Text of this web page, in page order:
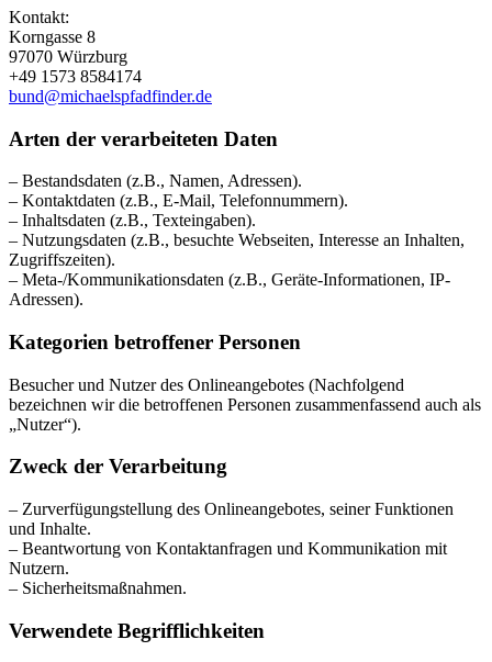
Kontakt:
Korngasse 8
97070 Würzburg
+49 1573 8584174
bund@michaelspfadfinder.de
Arten der verarbeiteten Daten
– Bestandsdaten (z.B., Namen, Adressen).
– Kontaktdaten (z.B., E-Mail, Telefonnummern).
– Inhaltsdaten (z.B., Texteingaben).
– Nutzungsdaten (z.B., besuchte Webseiten, Interesse an Inhalten,
Zugriffszeiten).
– Meta-/Kommunikationsdaten (z.B., Geräte-Informationen, IP-
Adressen).
Kategorien betroffener Personen
Besucher und Nutzer des Onlineangebotes (Nachfolgend
bezeichnen wir die betroffenen Personen zusammenfassend auch als
„Nutzer“).
Zweck der Verarbeitung
– Zurverfügungstellung des Onlineangebotes, seiner Funktionen
und Inhalte.
– Beantwortung von Kontaktanfragen und Kommunikation mit
Nutzern.
– Sicherheitsmaßnahmen.
Verwendete Begrifflichkeiten